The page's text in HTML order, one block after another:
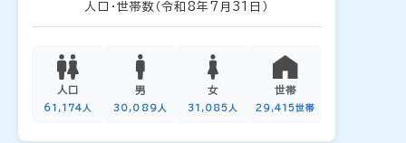
人口・世帯数 （令和8年7月31日）
人口
61,174人
男
30,089人
女
31,085人
世帯
29,415世帯